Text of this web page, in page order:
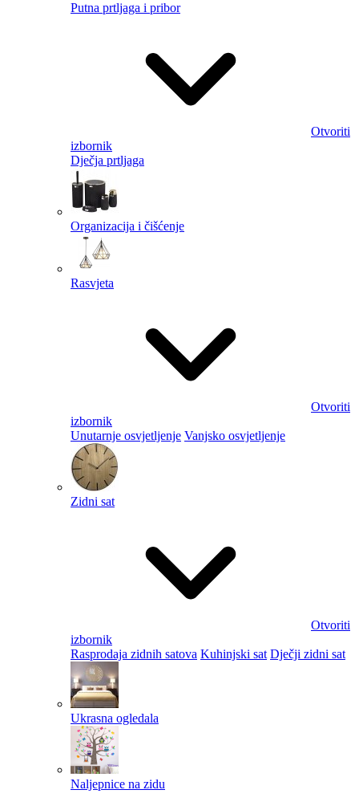
Putna prtljaga i pribor
Otvoriti
izbornik
Dječja prtljaga
Organizacija i čišćenje
Rasvjeta
Otvoriti
izbornik
Unutarnje osvjetljenje Vanjsko osvjetljenje
Zidni sat
Otvoriti
izbornik
Rasprodaja zidnih satova Kuhinjski sat Dječji zidni sat
Ukrasna ogledala
Naljepnice na zidu